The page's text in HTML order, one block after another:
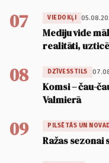
07 VIEDOKĻI
Mediju vide
realitāti,
08 DZĪVESSTILS
Komsi – čau-
Valmierā
09 PILSĒTĀS UN
Ražas sezonai